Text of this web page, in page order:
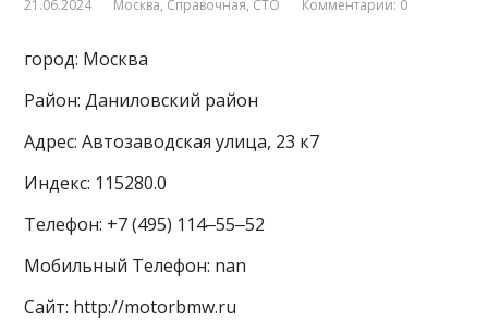
21.06.2024 Москва, Справочная, СТО Комментарии: 0
город: Москва
Район: Даниловский район
Адрес: Автозаводская улица, 23 к7
Индекс: 115280.0
Телефон: +7 (495) 114‒55‒52
Мобильный Телефон: nan
Сайт: http://motorbmw.ru